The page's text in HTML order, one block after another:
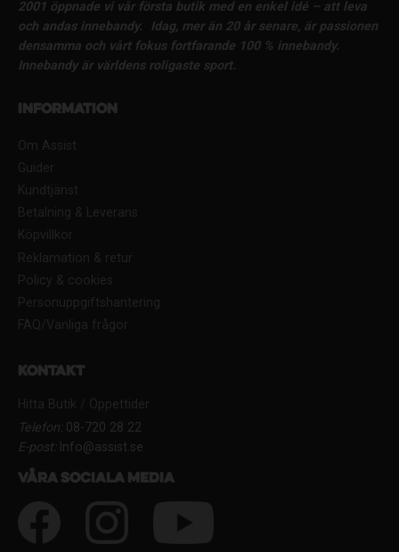
2001 öppnade vi vår första butik med en enkel idé – att leva
och andas innebandy.
Idag, mer än 20 år senare, är passionen
densamma och vårt fokus fortfarande 100 % innebandy.
Innebandy är världens roligaste sport.
Information
Om Assist
Guider
Kundtjänst
Betalning & Leverans
Köpvillkor
Reklamation & retur
Policy & cookies
Personuppgiftshantering
FAQ/Vanliga frågor
Kontakt
Hitta Butik / Öppettider
Telefon:08-720 28 22
E-post:Info@assist.se
Våra sociala media